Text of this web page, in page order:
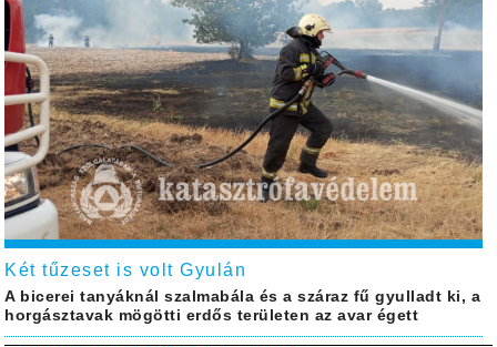
Két tűzeset is volt Gyulán
A bicerei tanyáknál szalmabála és a száraz fű gyulladt ki, a
horgásztavak mögötti erdős területen az avar égett